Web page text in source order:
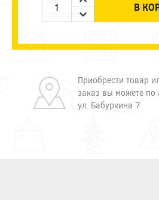
В
Приобрести товар
заказ вы можете по
ул. Бабуркина 7